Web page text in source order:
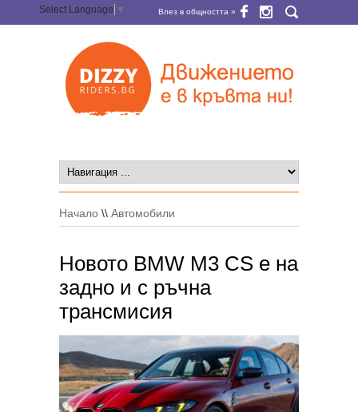
Select Language ▼ Влез в общността »
Начало \\ Автомобили
Новото BMW M3 CS е на
задно и с ръчна
трансмисия